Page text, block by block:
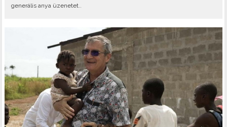
generális anya üzenetet..